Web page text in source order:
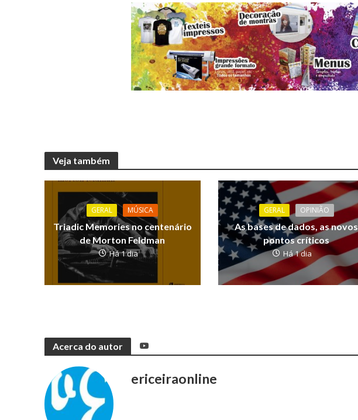
Veja também
GERAL MÚSICA
Triadic Memories no centenário
de Morton Feldman
Há 1 dia
GERAL OPINIÃO
As bases de dados, as novos
pontos críticos
Há 1 dia
Acerca do autor
ericeiraonline